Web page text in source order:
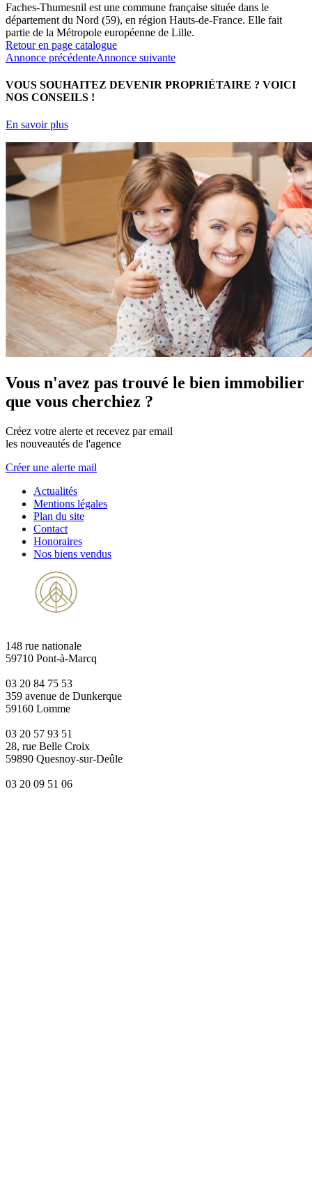
Faches-Thumesnil est une commune française située dans le
département du Nord (59), en région Hauts-de-France. Elle fait
partie de la Métropole européenne de Lille.
Retour en page catalogue
Annonce précédenteAnnonce suivante
VOUS SOUHAITEZ DEVENIR PROPRIÉTAIRE ? VOICI
NOS CONSEILS !
En savoir plus
Vous n'avez pas trouvé le bien immobilier
que vous cherchiez ?
Créez votre alerte et recevez par email
les nouveautés de l'agence
Créer une alerte mail
Actualités
Mentions légales
Plan du site
Contact
Honoraires
Nos biens vendus
148 rue nationale
59710 Pont-à-Marcq
03 20 84 75 53
359 avenue de Dunkerque
59160 Lomme
03 20 57 93 51
28, rue Belle Croix
59890 Quesnoy-sur-Deûle
03 20 09 51 06